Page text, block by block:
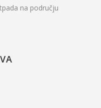
na području